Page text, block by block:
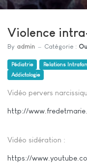
Violence
By admin Catégorie :
Pédiatrie
Relations
Addictologie
Vidéo pervers
http://
Vidéo sidération :
https://